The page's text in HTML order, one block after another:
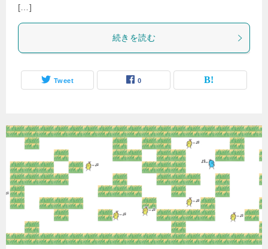
[…]
続きを読む
Tweet 0